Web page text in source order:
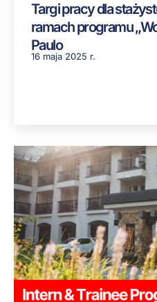
Targi pracy dla
ramach programu
Paulo
16 maja 2025 r.